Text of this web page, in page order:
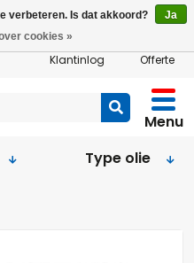
Klantinlog Offerte
Menu
Type olie
verbeteren. Is dat akkoord?
Ja
cookies »